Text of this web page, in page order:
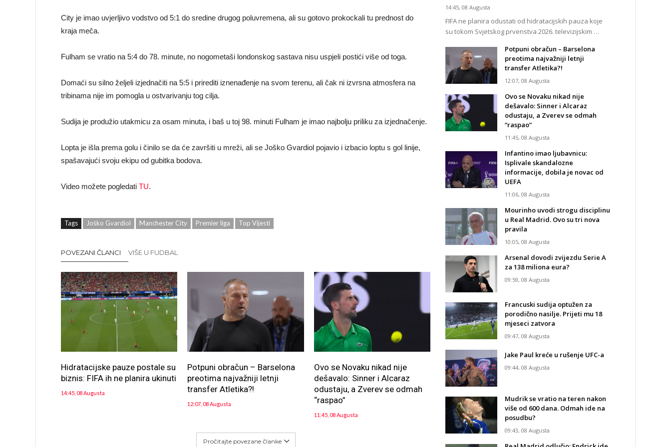
City je imao uvjerljivo vodstvo od 5:1 do sredine drugog poluvremena, ali su gotovo prokockali tu prednost do
kraja meča.
Fulham se vratio na 5:4 do 78. minute, no nogometaši londonskog sastava nisu uspjeli postići više od toga.
Domaći su silno željeli izjednačiti na 5:5 i prirediti iznenađenje na svom terenu, ali čak ni izvrsna atmosfera na
tribinama nije im pomogla u ostvarivanju tog cilja.
Sudija je produžio utakmicu za osam minuta, i baš u toj 98. minuti Fulham je imao najbolju priliku za izjednačenje.
Lopta je išla prema golu i činilo se da će završiti u mreži, ali se Joško Gvardiol pojavio i izbacio loptu s gol linije,
spašavajući svoju ekipu od gubitka bodova.
Video možete pogledati TU.
Tags Joško Gvardiol Manchester City Premier liga Top Vijesti
POVEZANI ČLANCI VIŠE U FUDBAL
Hidratacijske pauze postale su
biznis: FIFA ih ne planira ukinuti
14:45, 08 Augusta
Potpuni obračun – Barselona
preotima najvažniji letnji
transfer Atletika?!
12:07, 08 Augusta
Ovo se Novaku nikad nije
dešavalo: Sinner i Alcaraz
odustaju, a Zverev se odmah
“raspao”
11:45, 08 Augusta
Pročitajte povezane članke
14:45, 08 Augusta
FIFA ne planira odustati od hidratacijskih pauza koje
su tokom Svjetskog prvenstva 2026. televizijskim …
Potpuni obračun – Barselona
preotima najvažniji letnji
transfer Atletika?!
12:07, 08 Augusta
Ovo se Novaku nikad nije
dešavalo: Sinner i Alcaraz
odustaju, a Zverev se odmah
“raspao”
11:45, 08 Augusta
Infantino imao ljubavnicu:
Isplivale skandalozne
informacije, dobila je novac od
UEFA
11:06, 08 Augusta
Mourinho uvodi strogu disciplinu
u Real Madrid. Ovo su tri nova
pravila
10:05, 08 Augusta
Arsenal dovodi zvijezdu Serie A
za 138 miliona eura?
09:59, 08 Augusta
Francuski sudija optužen za
porodično nasilje. Prijeti mu 18
mjeseci zatvora
09:47, 08 Augusta
Jake Paul kreće u rušenje UFC-a
09:44, 08 Augusta
Mudrik se vratio na teren nakon
više od 600 dana. Odmah ide na
posudbu?
09:43, 08 Augusta